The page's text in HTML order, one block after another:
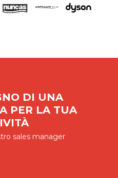
DI UNA
PER LA TUA
sales manager